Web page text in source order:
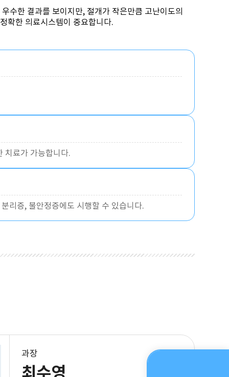
수한 결과를 보이지만, 절개가 작은만큼 고난이도의
확한 의료시스템이 중요합니다.
치료가 가능합니다.
리증, 불안정증에도 시행할 수 있습니다.
과장